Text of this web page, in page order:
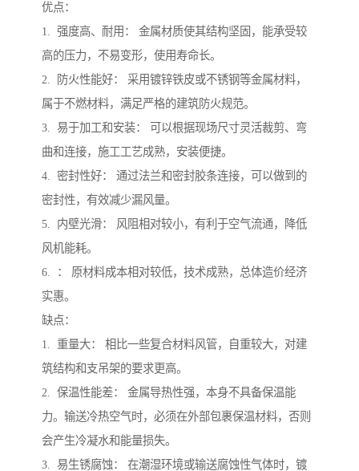
优点：
1. 强度高、耐用： 金属材质使其结构坚固，能承受较
高的压力，不易变形，使用寿命长。
2. 防火性能好： 采用镀锌铁皮或不锈钢等金属材料，
属于不燃材料，满足严格的建筑防火规范。
3. 易于加工和安装： 可以根据现场尺寸灵活裁剪、弯
曲和连接，施工工艺成熟，安装便捷。
4. 密封性好： 通过法兰和密封胶条连接，可以做到的
密封性，有效减少漏风量。
5. 内壁光滑： 风阻相对较小，有利于空气流通，降低
风机能耗。
6. ： 原材料成本相对较低，技术成熟，总体造价经济
实惠。
缺点：
1. 重量大： 相比一些复合材料风管，自重较大，对建
筑结构和支吊架的要求更高。
2. 保温性能差： 金属导热性强，本身不具备保温能
力。输送冷热空气时，必须在外部包裹保温材料，否则
会产生冷凝水和能量损失。
3. 易生锈腐蚀： 在潮湿环境或输送腐蚀性气体时，镀